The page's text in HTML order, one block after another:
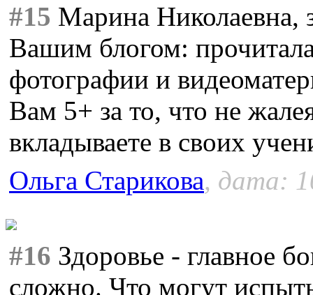
#15 Марина Николаевна,
Вашим блогом:
фотографии и
Вам 5+ за то, что не
вкладываете в своих
Ольга Старикова, дата:
#16 Здоровье - главное
сложно. Что могут